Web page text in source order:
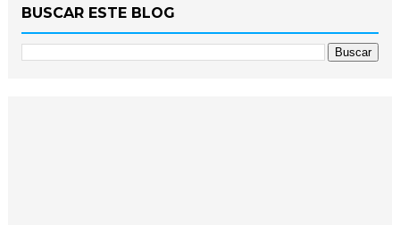
BUSCAR ESTE BLOG